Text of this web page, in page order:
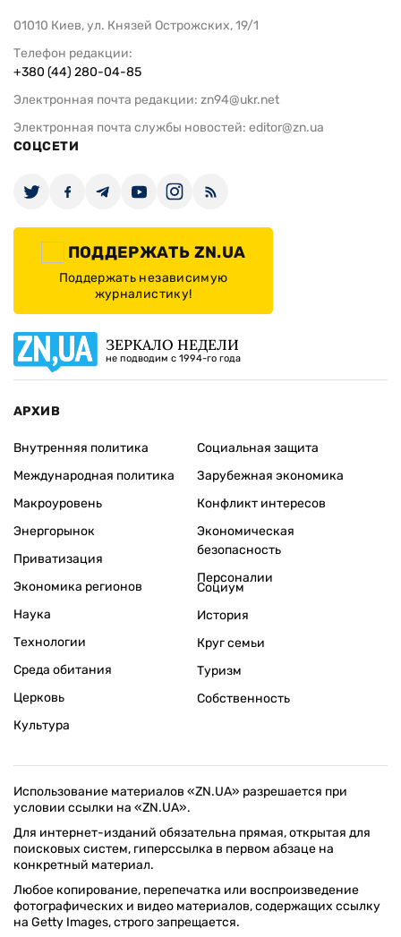
01010 Киев, ул. Князей Острожских, 19/1
Телефон редакции:
+380 (44) 280-04-85
Электронная почта редакции: zn94@ukr.net
Электронная почта службы новостей: editor@zn.ua
СОЦСЕТИ
ПОДДЕРЖАТЬ ZN.UA
Поддержать независимую
журналистику!
ЗЕРКАЛО НЕДЕЛИ
не подводим с 1994-го года
АРХИВ
Внутренняя политика
Международная политика
Макроуровень
Энергорынок
Приватизация
Экономика регионов
Социальная защита
Зарубежная экономика
Конфликт интересов
Экономическая
безопасность
Персоналии
Наука
Технологии
Среда обитания
Церковь
Культура
Социум
История
Круг семьи
Туризм
Собственность
Использование материалов «ZN.UA» разрешается при
условии ссылки на «ZN.UA».
Для интернет-изданий обязательна прямая, открытая для
поисковых систем, гиперссылка в первом абзаце на
конкретный материал.
Любое копирование, перепечатка или воспроизведение
фотографических и видео материалов, содержащих ссылку
на Getty Images, строго запрещается.